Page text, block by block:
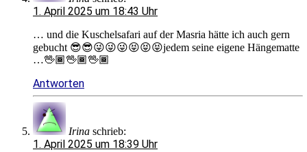
1. April 2025 um 18:43 Uhr
… und die Kuschelsafari auf der Masria hätte ich auch gern
gebucht 😎😎😜😜😜😝😝😝jedem seine eigene Hängematte
…🖖🏾🖖🏾🖖🏾
Antworten
Irina schrieb:
1. April 2025 um 18:39 Uhr